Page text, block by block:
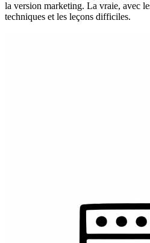
la version marketing. La vraie, avec
techniques et les leçons difficiles.